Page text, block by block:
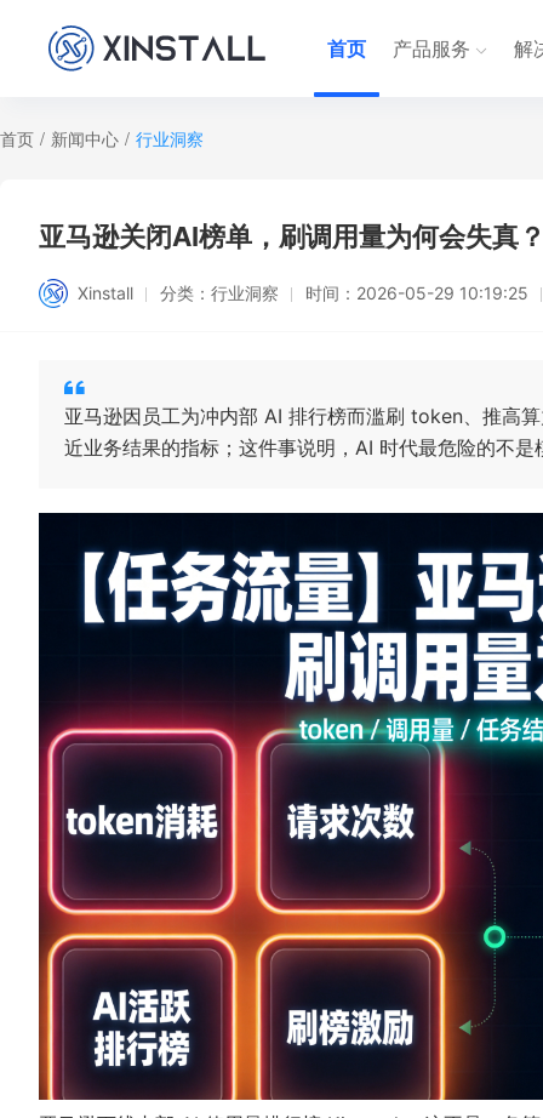
首页 产品服务 解
首页 / 新闻中心 / 行业洞察
亚马逊关闭AI榜单，刷调用量为何会失真
Xinstall 分类： 行业洞察 时间： 2026-05-29 10:19:25
亚马逊因员工为冲内部 AI 排行榜而滥刷 token、推高
近业务结果的指标；这件事说明，AI 时代最危险的不